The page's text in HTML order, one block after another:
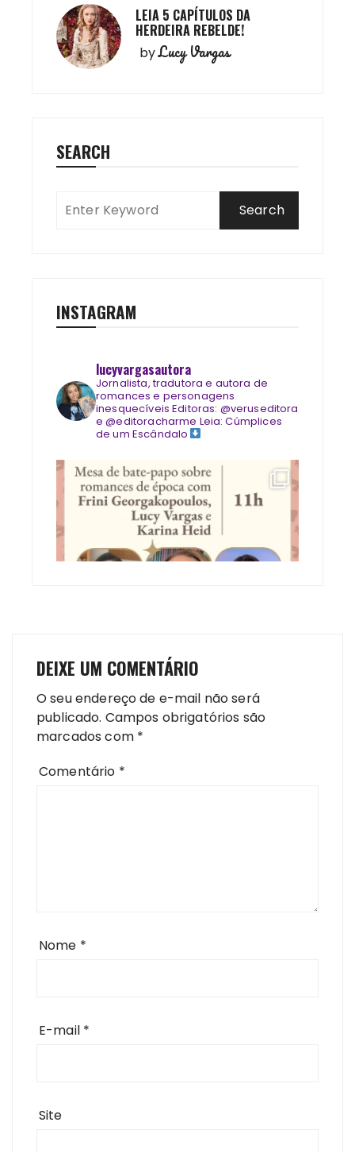
LEIA 5 CAPÍTULOS DA
HERDEIRA REBELDE!
byLucy Vargas
SEARCH
INSTAGRAM
lucyvargasautora
Jornalista, tradutora e autora de
romances e personagens
inesquecíveis Editoras: @veruseditora
e @editoracharme Leia: Cúmplices
de um Escândalo
DEIXE UM COMENTÁRIO
O seu endereço de e-mail não será
publicado. Campos obrigatórios são
marcados com *
Comentário *
Nome *
E-mail *
Site